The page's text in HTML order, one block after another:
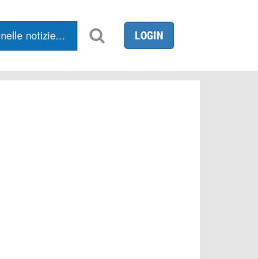
LOGIN